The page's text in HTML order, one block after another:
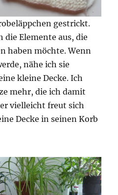
gestrickt.
die Elemente aus, die
haben möchte. Wenn
nähe ich sie
kleine Decke. Ich
mehr, die ich damit
vielleicht freut sich
Decke in seinen Korb